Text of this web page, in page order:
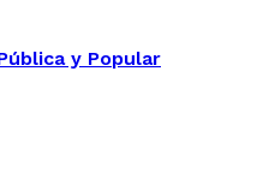
y Popular